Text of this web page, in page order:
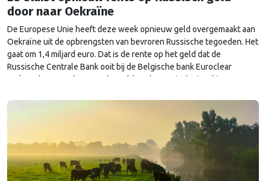
door naar Oekraïne
De Europese Unie heeft deze week opnieuw geld overgemaakt aan
Oekraïne uit de opbrengsten van bevroren Russische tegoeden. Het
gaat om 1,4 miljard euro. Dat is de rente op het geld dat de
Russische Centrale Bank ooit bij de Belgische bank Euroclear
parkeerde. De EU bevroor dat geld na de Russische inval in